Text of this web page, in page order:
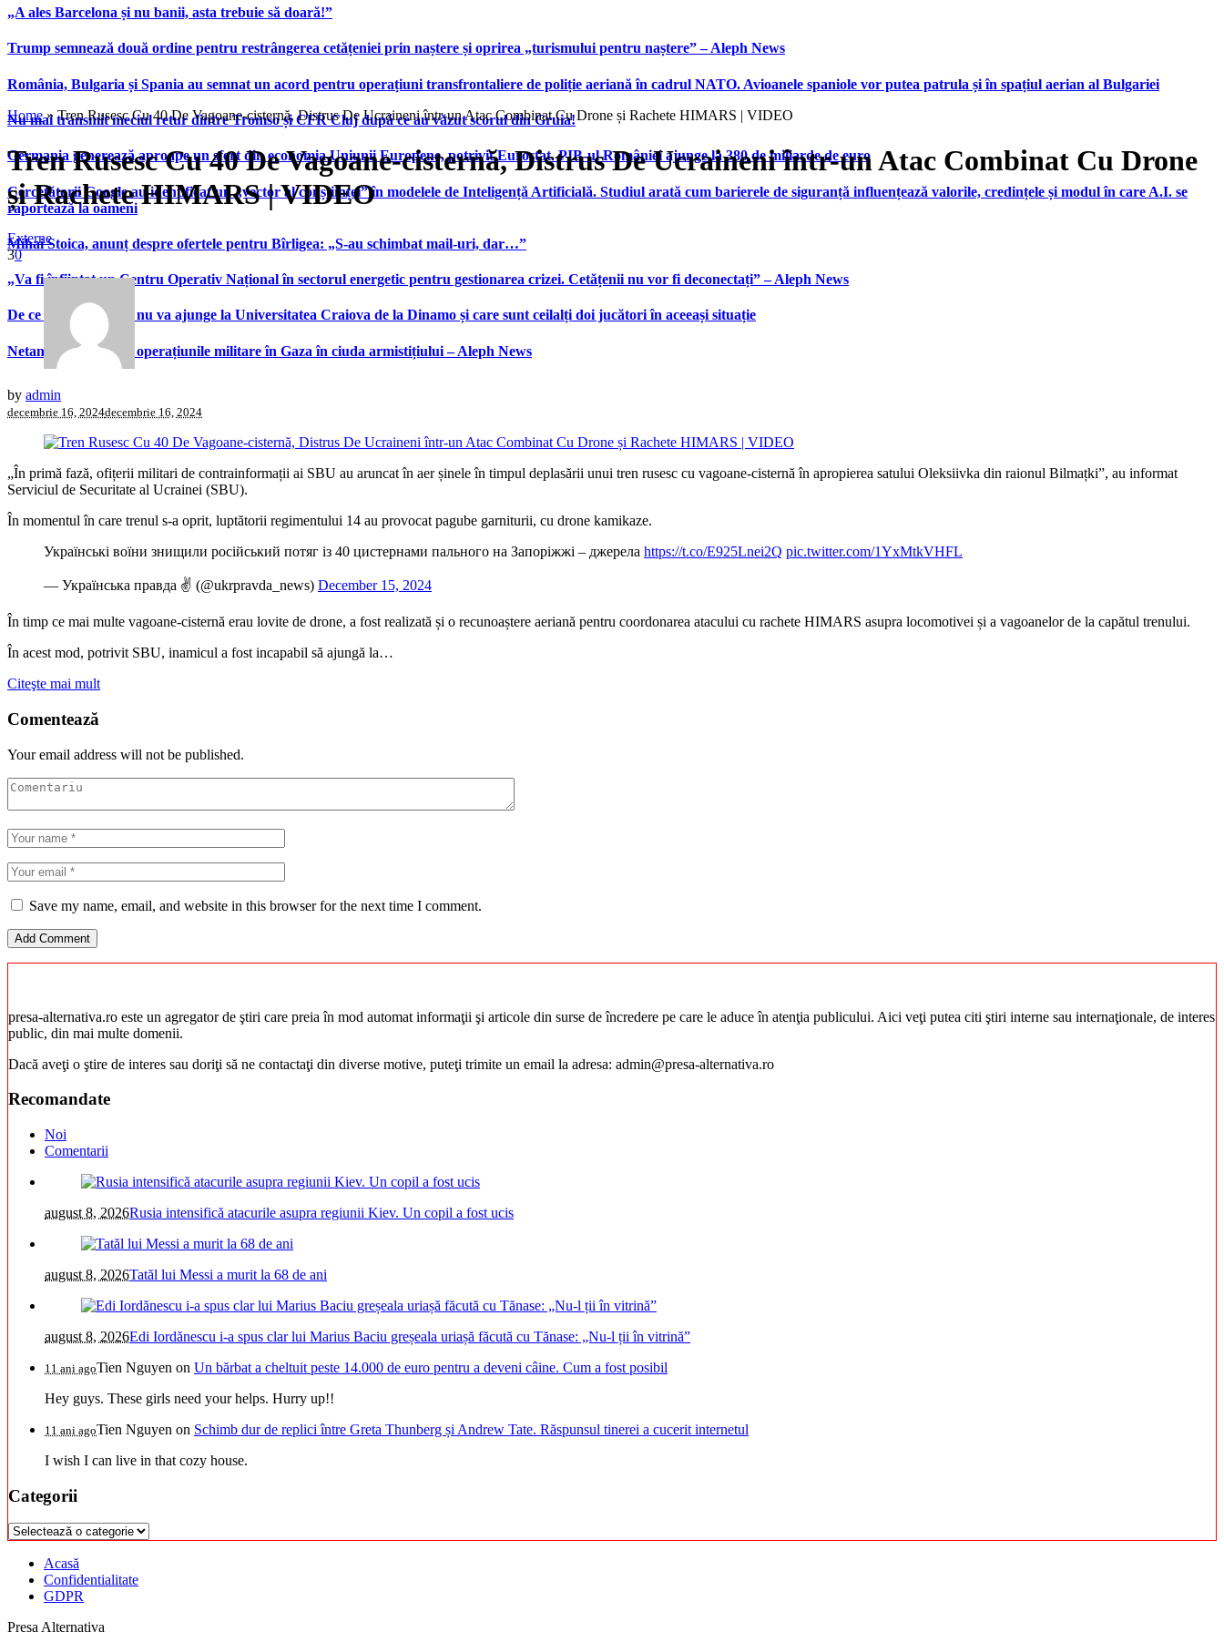
„A ales Barcelona și nu banii, asta trebuie să doară!”
Trump semnează două ordine pentru restrângerea cetățeniei prin naștere și oprirea „turismului pentru naștere” – Aleph News
România, Bulgaria și Spania au semnat un acord pentru operațiuni transfrontaliere de poliție aeriană în cadrul NATO. Avioanele spaniole vor putea patrula și în spațiul aerian al Bulgariei
Nu mai transmit meciul retur dintre Tromso și CFR Cluj după ce au văzut scorul din Gruia!
Germania generează aproape un sfert din economia Uniunii Europene, potrivit Eurostat. PIB-ul României ajunge la 380 de miliarde de euro
Cercetătorii Google au identificat un „vector al conștiinței” în modelele de Inteligență Artificială. Studiul arată cum barierele de siguranță influențează valorile, credințele și modul în care A.I. se
raportează la oameni
Mihai Stoica, anunț despre ofertele pentru Bîrligea: „S-au schimbat mail-uri, dar…”
„Va fi înființat un Centru Operativ Național în sectorul energetic pentru gestionarea crizei. Cetățenii nu vor fi deconectați” – Aleph News
De ce Nikita Stoinov nu va ajunge la Universitatea Craiova de la Dinamo și care sunt ceilalți doi jucători în aceeași situație
Netanyahu continuă operațiunile militare în Gaza în ciuda armistițiului – Aleph News
Home»Tren Rusesc Cu 40 De Vagoane-cisternă, Distrus De Ucraineni într-un Atac Combinat Cu Drone și Rachete HIMARS | VIDEO
Tren Rusesc Cu 40 De Vagoane-cisternă, Distrus De Ucraineni într-un Atac Combinat Cu Drone
și Rachete HIMARS | VIDEO
Externe
30
by admin
decembrie 16, 2024decembrie 16, 2024
„În primă fază, ofițerii militari de contrainformații ai SBU au aruncat în aer șinele în timpul deplasării unui tren rusesc cu vagoane-cisternă în apropierea satului Oleksiivka din raionul Bilmațki”, au informat
Serviciul de Securitate al Ucrainei (SBU).
În momentul în care trenul s-a oprit, luptătorii regimentului 14 au provocat pagube garniturii, cu drone kamikaze.
Українські воїни знищили російський потяг із 40 цистернами пального на Запоріжжі – джерела https://t.co/E925Lnei2Q pic.twitter.com/1YxMtkVHFL
— Українська правда ✌️ (@ukrpravda_news) December 15, 2024
În timp ce mai multe vagoane-cisternă erau lovite de drone, a fost realizată și o recunoaștere aeriană pentru coordonarea atacului cu rachete HIMARS asupra locomotivei și a vagoanelor de la capătul trenului.
În acest mod, potrivit SBU, inamicul a fost incapabil să ajungă la…
Citeşte mai mult
Comentează
Your email address will not be published.
Save my name, email, and website in this browser for the next time I comment.
presa-alternativa.ro este un agregator de ştiri care preia în mod automat informaţii şi articole din surse de încredere pe care le aduce în atenţia publicului. Aici veţi putea citi ştiri interne sau internaţionale, de interes
public, din mai multe domenii.
Dacă aveţi o ştire de interes sau doriţi să ne contactaţi din diverse motive, puteţi trimite un email la adresa: admin@presa-alternativa.ro
Recomandate
Noi
Comentarii
august 8, 2026Rusia intensifică atacurile asupra regiunii Kiev. Un copil a fost ucis
august 8, 2026Tatăl lui Messi a murit la 68 de ani
august 8, 2026Edi Iordănescu i-a spus clar lui Marius Baciu greșeala uriașă făcută cu Tănase: „Nu-l ții în vitrină”
11 ani agoTien Nguyen on Un bărbat a cheltuit peste 14.000 de euro pentru a deveni câine. Cum a fost posibil
Hey guys. These girls need your helps. Hurry up!!
11 ani agoTien Nguyen on Schimb dur de replici între Greta Thunberg și Andrew Tate. Răspunsul tinerei a cucerit internetul
I wish I can live in that cozy house.
Categorii
Categorii
Acasă
Confidentialitate
GDPR
Presa Alternativa